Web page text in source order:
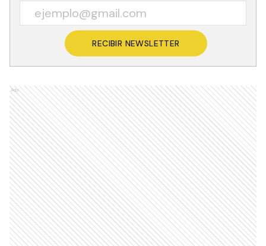
RECIBIR NEWSLETTER
Ads